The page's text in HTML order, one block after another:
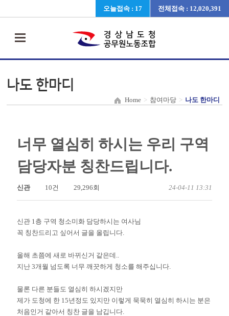
오늘접속 : 17 전체접속 : 12,020,391
나도 한마디
Home > 참여마당 > 나도 한마디
너무 열심히 하시는 우리 구역
담당자분 칭찬드립니다.
신관 10건 29,296회 24-04-11 13:31
신관 1층 구역 청소미화 담당하시는 여사님
꼭 칭찬드리고 싶어서 글을 올립니다.
올해 초쯤에 새로 바뀌신거 같은데..
지난 3개월 넘도록 너무 깨끗하게 청소를 해주십니다.
물론 다른 분들도 열심히 하시겠지만
제가 도청에 한 15년정도 있지만 이렇게 묵묵히 열심히 하시는 분은
처음인거 같아서 칭찬 글을 남깁니다.